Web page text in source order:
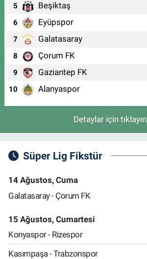
5 Beşiktaş
6 Eyüpspor
7 Galatasaray
8 Çorum FK
9 Gaziantep FK
10 Alanyaspor
Detaylar için tıklayın
Süper Lig Fikstür
14 Ağustos, Cuma
Galatasaray - Çorum FK
15 Ağustos, Cumartesi
Konyaspor - Rizespor
Kasımpaşa - Trabzonspor